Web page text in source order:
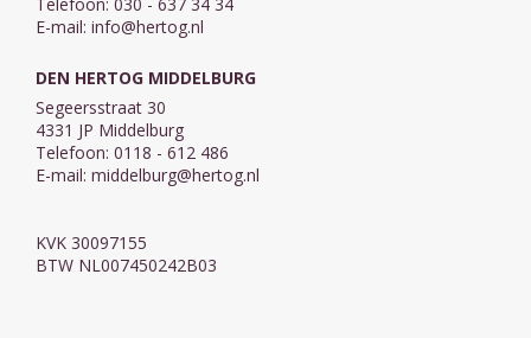
E-mail: info@hertog.nl
DEN HERTOG MIDDELBURG
Segeersstraat 30
4331 JP Middelburg
Telefoon: 0118 - 612 486
E-mail: middelburg@hertog.nl
KVK 30097155
BTW NL007450242B03